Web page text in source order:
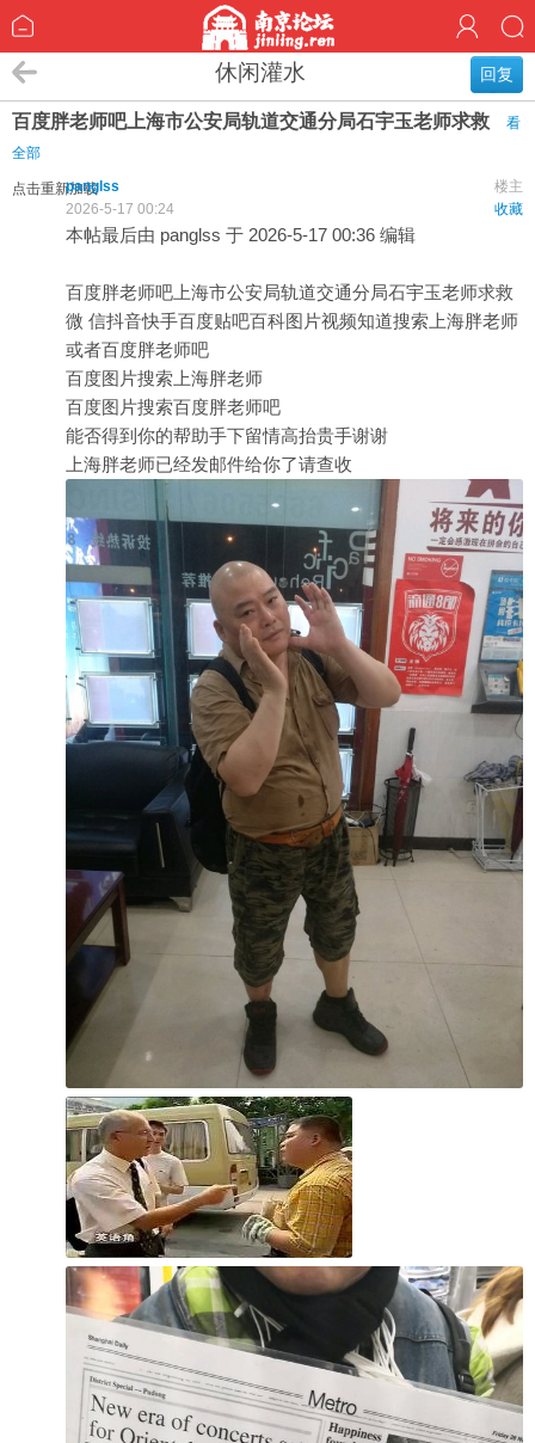
回复
休闲灌水
百度胖老师吧上海市公安局轨道交通分局石宇玉老师求救
看
全部
点击重新加载 楼主
panglss
收藏
2026-5-17 00:24
本帖最后由 panglss 于 2026-5-17 00:36 编辑
百度胖老师吧上海市公安局轨道交通分局石宇玉老师求救
微 信抖音快手百度贴吧百科图片视频知道搜索上海胖老师
或者百度胖老师吧
百度图片搜索上海胖老师
百度图片搜索百度胖老师吧
能否得到你的帮助手下留情高抬贵手谢谢
上海胖老师已经发邮件给你了请查收